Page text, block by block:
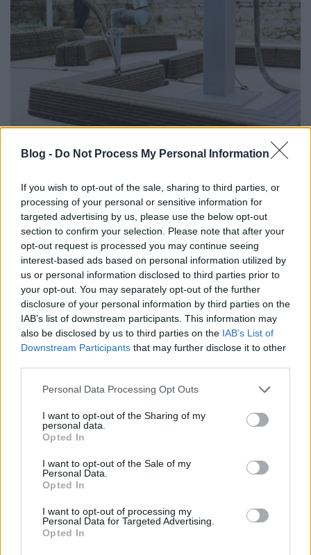
Blog - Do Not Process My Personal Information
If you wish to opt-out of the sale, sharing to third parties, or
processing of your personal or sensitive information for
targeted advertising by us, please use the below opt-out
section to confirm your selection. Please note that after your
opt-out request is processed you may continue seeing
interest-based ads based on personal information utilized by
us or personal information disclosed to third parties prior to
your opt-out. You may separately opt-out of the further
disclosure of your personal information by third parties on the
IAB’s list of downstream participants. This information may
also be disclosed by us to third parties on the IAB’s List of
Downstream Participants that may further disclose it to other
Please note that this website/app uses one or more Google
not limited to your visit or usage behaviour. You may click to
grant or deny consent to Google and its third-party tags to
use your data for below specified purposes in below Google
consent section.
Personal Data Processing Opt Outs
I want to opt-out of the Sharing of my
personal data.
Opted In
I want to opt-out of the Sale of my
Personal Data.
Opted In
I want to opt-out of processing my
Personal Data for Targeted Advertising.
Opted In
Danny Freedman, Noa Zermati, Adi Segal, Rebeca
Partook, Nof Nathansohn) álló csoport olyan
valóságot képzel el, amelyben az épületeket 3D
nyomtatással állítják elő, építőanyagokként pedig
organikus matériákat használnak. A projektet Izrael
egyik legrégebbi ingatlanközvetítő vállalata, a
Rogovin támogatásával valósították meg.
Számítógéppel összekötött, egyedikre kialakított
talaj és magok nyers keverékéből módszeresen épít
kicsi zöld szerkezeteket. Az elkészült szerkezetek
talajfalakat zöld homlokzattá alakítják, a gyökerek a
falba mélyedve, tartós építőanyagot formáznak.
A gyökerek és a talaj, szerkezeti elemekként az olyan
egyre fenntarthatatlanabb megoldásokat hivatottak
helyettesíteni, mint a beton és az acél. A növényzet